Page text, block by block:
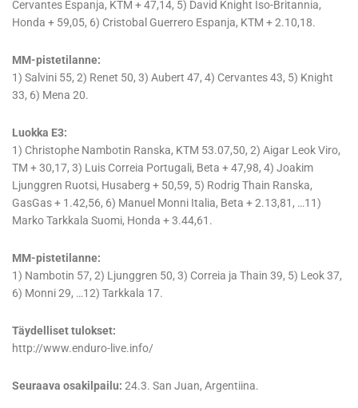
Cervantes Espanja, KTM + 47,14, 5) David Knight Iso-Britannia,
Honda + 59,05, 6) Cristobal Guerrero Espanja, KTM + 2.10,18.
MM-pistetilanne:
1) Salvini 55, 2) Renet 50, 3) Aubert 47, 4) Cervantes 43, 5) Knight
33, 6) Mena 20.
Luokka E3:
1) Christophe Nambotin Ranska, KTM 53.07,50, 2) Aigar Leok Viro,
TM + 30,17, 3) Luis Correia Portugali, Beta + 47,98, 4) Joakim
Ljunggren Ruotsi, Husaberg + 50,59, 5) Rodrig Thain Ranska,
GasGas + 1.42,56, 6) Manuel Monni Italia, Beta + 2.13,81, …11)
Marko Tarkkala Suomi, Honda + 3.44,61.
MM-pistetilanne:
1) Nambotin 57, 2) Ljunggren 50, 3) Correia ja Thain 39, 5) Leok 37,
6) Monni 29, …12) Tarkkala 17.
Täydelliset tulokset:
http://www.enduro-live.info/
Seuraava osakilpailu: 24.3. San Juan, Argentiina.